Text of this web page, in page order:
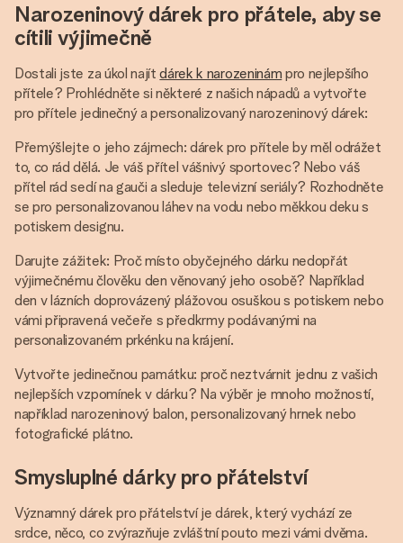
Narozeninový dárek pro přátele, aby se
cítili výjimečně
Dostali jste za úkol najítdárek k narozeninám pro nejlepšího
přítele? Prohlédněte si některé z našich nápadů a vytvořte
pro přítele jedinečný a personalizovaný narozeninový dárek:
Přemýšlejte o jeho zájmech: dárek pro přítele by měl odrážet
to, co rád dělá. Je váš přítel vášnivý sportovec? Nebo váš
přítel rád sedí na gauči a sleduje televizní seriály? Rozhodněte
se pro personalizovanou láhev na vodu nebo měkkou deku s
potiskem designu.
Darujte zážitek: Proč místo obyčejného dárku nedopřát
výjimečnému člověku den věnovaný jeho osobě? Například
den v lázních doprovázený plážovou osuškou s potiskem nebo
vámi připravená večeře s předkrmy podávanými na
personalizovaném prkénku na krájení.
Vytvořte jedinečnou památku: proč neztvárnit jednu z vašich
nejlepších vzpomínek v dárku? Na výběr je mnoho možností,
například narozeninový balon, personalizovaný hrnek nebo
fotografické plátno.
Smysluplné dárky pro přátelství
Významný dárek pro přátelství je dárek, který vychází ze
srdce, něco, co zvýrazňuje zvláštní pouto mezi vámi dvěma.